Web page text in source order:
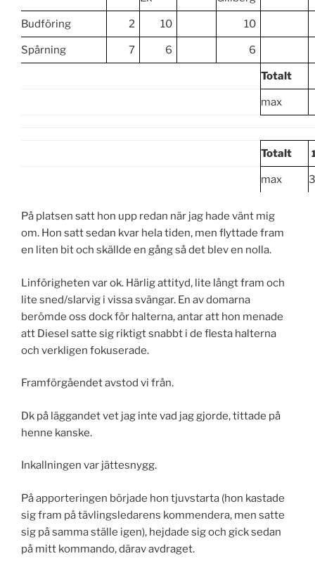
Budföring 2 10 10
Spårning 7 6 6
Totalt
max
Totalt
max
På platsen satt hon upp redan när jag hade vänt mig
om. Hon satt sedan kvar hela tiden, men flyttade fram
en liten bit och skällde en gång så det blev en nolla.
Linförigheten var ok. Härlig attityd, lite långt fram och
lite sned/slarvig i vissa svängar. En av domarna
berömde oss dock för halterna, antar att hon menade
att Diesel satte sig riktigt snabbt i de flesta halterna
och verkligen fokuserade.
Framförgåendet avstod vi från.
Dk på läggandet vet jag inte vad jag gjorde, tittade på
henne kanske.
Inkallningen var jättesnygg.
På apporteringen började hon tjuvstarta (hon kastade
sig fram på tävlingsledarens kommendera, men satte
sig på samma ställe igen), hejdade sig och gick sedan
på mitt kommando, därav avdraget.